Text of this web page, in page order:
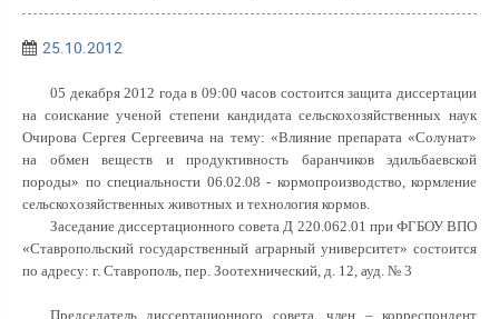
25.10.2012
05 декабря 2012 года в 09:00 часов состоится защита диссертации
на соискание ученой степени кандидата сельскохозяйственных наук
Очирова Сергея Сергеевича на тему: «Влияние препарата «Солунат»
на обмен веществ и продуктивность баранчиков эдильбаевской
породы» по специальности 06.02.08 - кормопроизводство, кормление
сельскохозяйственных животных и технология кормов.
Заседание диссертационного совета Д 220.062.01 при ФГБОУ ВПО
«Ставропольский государственный аграрный университет» состоится
по адресу: г. Ставрополь, пер. Зоотехнический, д. 12, ауд. № 3
Председатель диссертационного совета, член – корреспондент